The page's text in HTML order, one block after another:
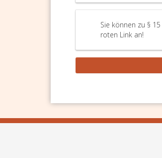
Sie können zu §
roten Link an!